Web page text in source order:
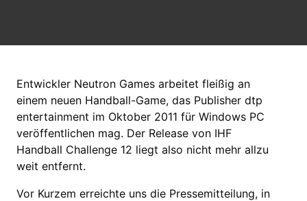
Entwickler Neutron Games arbeitet fleißig an
einem neuen Handball-Game, das Publisher dtp
entertainment im Oktober 2011 für Windows PC
veröffentlichen mag. Der Release von IHF
Handball Challenge 12 liegt also nicht mehr allzu
weit entfernt.
Vor Kurzem erreichte uns die Pressemitteilung, in